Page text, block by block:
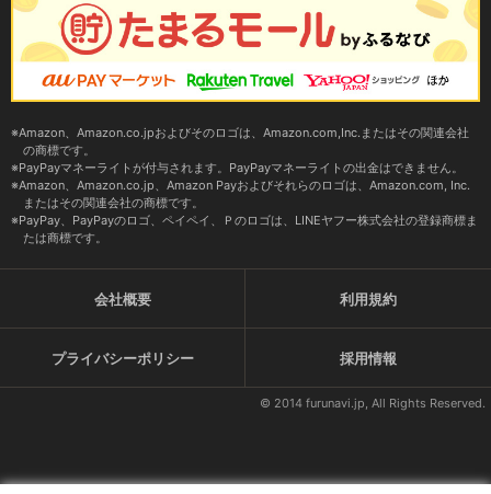
Amazon、Amazon.co.jpおよびそのロゴは、Amazon.com,Inc.またはその関連会社
の商標です。
PayPayマネーライトが付与されます。PayPayマネーライトの出金はできません。
Amazon、Amazon.co.jp、Amazon Payおよびそれらのロゴは、Amazon.com, Inc.
またはその関連会社の商標です。
PayPay、PayPayのロゴ、ペイペイ、Ｐのロゴは、LINEヤフー株式会社の登録商標ま
たは商標です。
会社概要 利用規約
プライバシーポリシー 採用情報
© 2014 furunavi.jp, All Rights Reserved.